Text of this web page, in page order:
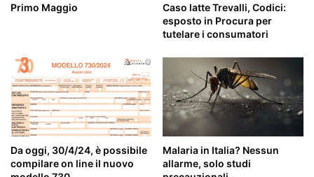
Primo Maggio
Caso latte Trevalli, Codici:
esposto in Procura per
tutelare i consumatori
Da oggi, 30/4/24, è possibile
compilare on line il nuovo
Malaria in Italia? Nessun
allarme, solo studi